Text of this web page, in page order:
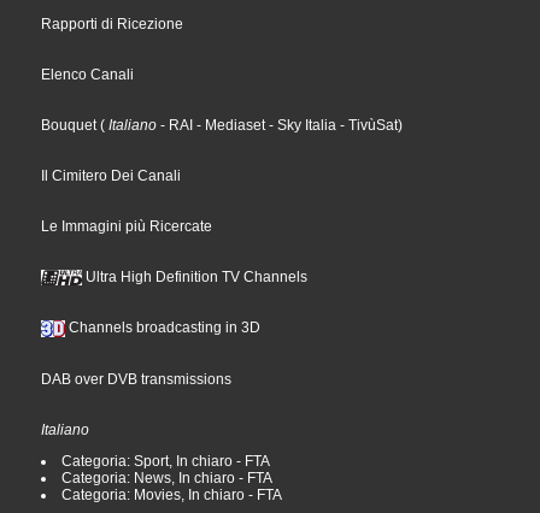
Rapporti di Ricezione
Elenco Canali
Bouquet( Italiano - RAI - Mediaset- Sky Italia - TivùSat)
Il Cimitero Dei Canali
Le Immagini più Ricercate
Ultra High Definition TV Channels
Channels broadcasting in 3D
DAB over DVB transmissions
Italiano
Categoria: Sport, In chiaro - FTA
Categoria: News, In chiaro - FTA
Categoria: Movies, In chiaro - FTA